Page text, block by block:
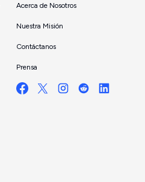
Acerca de Nosotros
Nuestra Misión
Contáctanos
Prensa